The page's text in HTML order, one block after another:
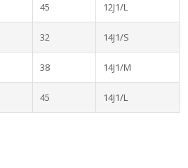
45 12J1/L
32 14J1/S
38 14J1/M
45 14J1/L